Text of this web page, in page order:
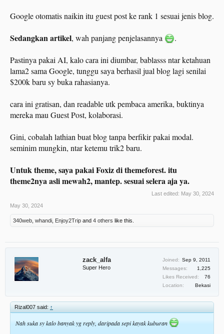
Google otomatis naikin itu guest post ke rank 1 sesuai jenis blog.
Sedangkan artikel, wah panjang penjelasannya .
Pastinya pakai AI, kalo cara ini diumbar, bablasss ntar ketahuan
lama2 sama Google, tunggu saya berhasil jual blog lagi senilai
$200k baru sy buka rahasianya.
cara ini gratisan, dan readable utk pembaca amerika, buktinya
mereka mau Guest Post, kolaborasi.
Gini, cobalah lathian buat blog tanpa berfikir pakai modal.
seminim mungkin, ntar ketemu trik2 baru.
Untuk theme, saya pakai Foxiz di themeforest. itu
theme2nya asli mewah2, mantep. sesuai selera aja ya.
Last edited: May 30, 2024
May 30, 2024
340web whandi Enjoy2Trip and 4 others like this.
zack_alfa
Super Hero
Joined: Sep 9, 2011
Messages:
1,225
Likes Received:
76
Location:
Bekasi
Rizal007 said: ↑
Nah suka sy kalo banyak yg reply, daripada sepi kayak kuburan